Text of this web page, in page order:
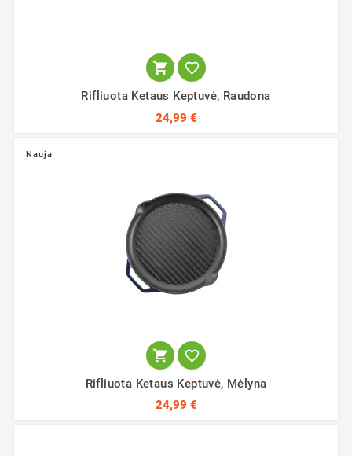
 
Rifliuota Ketaus Keptuvė, Raudona
24,99 €
Nauja
 
Rifliuota Ketaus Keptuvė, Mėlyna
24,99 €